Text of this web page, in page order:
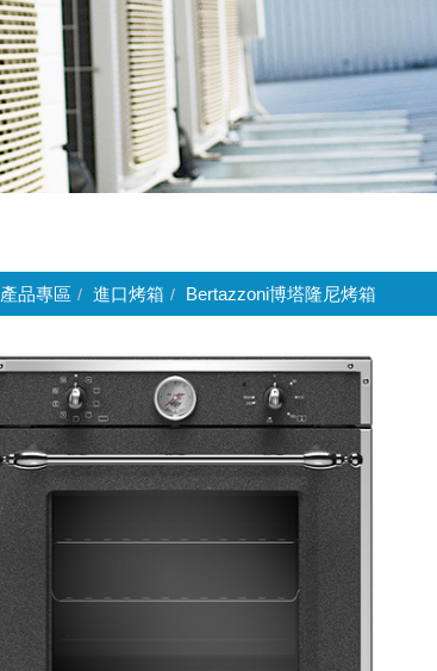
產品專區 進口烤箱 Bertazzoni博塔隆尼烤箱